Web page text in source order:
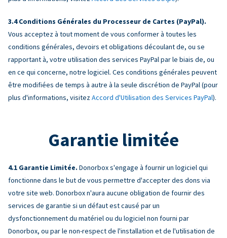
Conditions Générales du Processeur de Cartes (PayPal).
Vous acceptez à tout moment de vous conformer à toutes les
conditions générales, devoirs et obligations découlant de, ou se
rapportant à, votre utilisation des services PayPal par le biais de, ou
en ce qui concerne, notre logiciel. Ces conditions générales peuvent
être modifiées de temps à autre à la seule discrétion de PayPal (pour
plus d'informations, visitez Accord d'Utilisation des Services PayPal).
Garantie limitée
Garantie Limitée. Donorbox s'engage à fournir un logiciel qui
fonctionne dans le but de vous permettre d'accepter des dons via
votre site web. Donorbox n'aura aucune obligation de fournir des
services de garantie si un défaut est causé par un
dysfonctionnement du matériel ou du logiciel non fourni par
Donorbox, ou par le non-respect de l'installation et de l'utilisation de